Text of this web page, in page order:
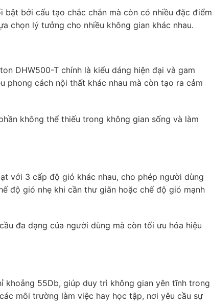
bởi cấu tạo chắc chắn mà còn có nhiều đặc điểm
chọn lý tưởng cho nhiều không gian khác nhau.
DHW500-T chính là kiểu dáng hiện đại và gam
phong cách nội thất khác nhau mà còn tạo ra cảm
không thể thiếu trong không gian sống và làm
với 3 cấp độ gió khác nhau, cho phép người dùng
độ gió nhẹ khi cần thư giãn hoặc chế độ gió mạnh
đa dạng của người dùng mà còn tối ưu hóa hiệu
55Db, giúp duy trì không gian yên tĩnh trong
môi trường làm việc hay học tập, nơi yêu cầu sự